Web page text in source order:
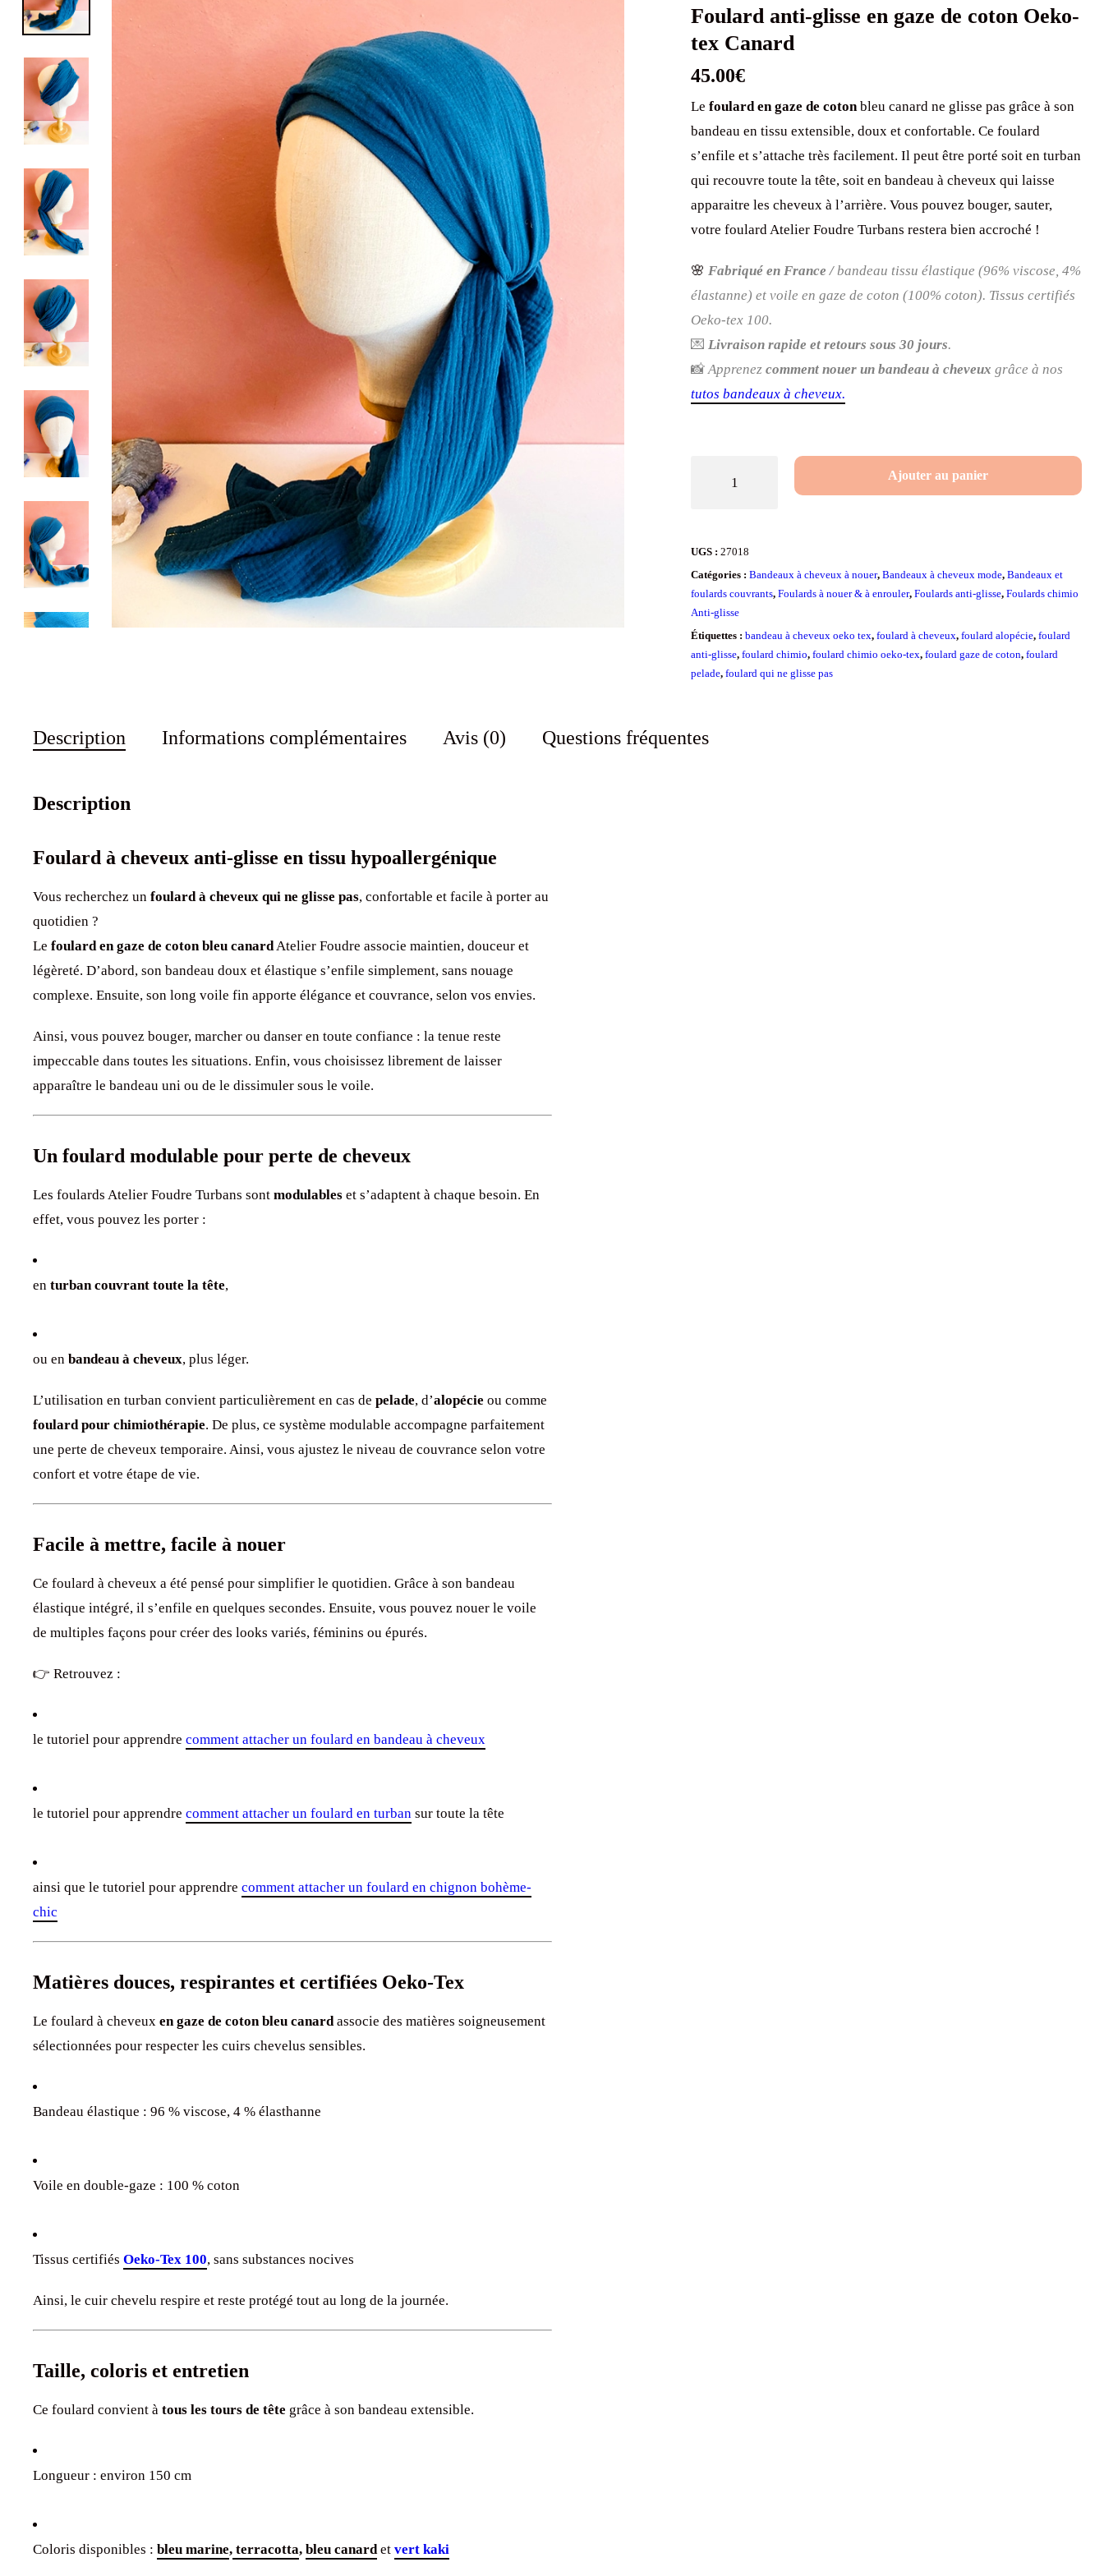
Foulard anti-glisse en gaze de coton Oeko-
tex Canard
45.00€
Lefoulard en gaze de cotonbleu canard ne glisse pas grâce à son
bandeau en tissu extensible, doux et confortable. Ce foulard
s’enfile et s’attache très facilement. Il peut être porté soit en turban
qui recouvre toute la tête, soit en bandeau à cheveux qui laisse
apparaitre les cheveux à l’arrière. Vous pouvez bouger, sauter,
votre foulard Atelier Foudre Turbans restera bien accroché !
🌸Fabriqué en France /bandeau tissu élastique (96% viscose, 4%
élastanne) et voile en gaze de coton (100% coton). Tissus certifiés
Oeko-tex 100.
💌Livraison rapide et retours sous 30 jours.
📸Apprenezcomment nouer un bandeau à cheveux grâce à nos
tutos bandeaux à cheveux.
en
gaze
de
coton
Canard
Ajouter au panier
UGS :27018
Catégories :Bandeaux à cheveux à nouer,Bandeaux à cheveux mode,Bandeaux et
foulards couvrants,Foulards à nouer & à enrouler,Foulards anti-glisse,Foulards chimio
Anti-glisse
Étiquettes :bandeau à cheveux oeko tex,foulard à cheveux,foulard alopécie,foulard
anti-glisse,foulard chimio,foulard chimio oeko-tex,foulard gaze de coton,foulard
pelade,foulard qui ne glisse pas
Description Informations complémentaires Avis (0) Questions fréquentes
Description
Foulard à cheveux anti-glisse en tissu hypoallergénique
Vous recherchez un foulard à cheveux qui ne glisse pas, confortable et facile à porter au
quotidien ?
Le foulard en gaze de coton bleu canardAtelier Foudre associe maintien, douceur et
légèreté. D’abord, son bandeau doux et élastique s’enfile simplement, sans nouage
complexe. Ensuite, son long voile fin apporte élégance et couvrance, selon vos envies.
Ainsi, vous pouvez bouger, marcher ou danser en toute confiance : la tenue reste
impeccable dans toutes les situations. Enfin, vous choisissez librement de laisser
apparaître le bandeau uni ou de le dissimuler sous le voile.
Un foulard modulable pour perte de cheveux
Les foulards Atelier Foudre Turbans sont modulables et s’adaptent à chaque besoin. En
effet, vous pouvez les porter :
en turban couvrant toute la tête,
ou en bandeau à cheveux, plus léger.
L’utilisation en turban convient particulièrement en cas de pelade, d’alopécie ou comme
foulard pour chimiothérapie. De plus, ce système modulable accompagne parfaitement
une perte de cheveux temporaire. Ainsi, vous ajustez le niveau de couvrance selon votre
confort et votre étape de vie.
Facile à mettre, facile à nouer
Ce foulard à cheveux a été pensé pour simplifier le quotidien. Grâce à son bandeau
élastique intégré, il s’enfile en quelques secondes. Ensuite, vous pouvez nouer le voile
de multiples façons pour créer des looks variés, féminins ou épurés.
👉 Retrouvez :
le tutoriel pour apprendre comment attacher un foulard en bandeau à cheveux
le tutoriel pour apprendre comment attacher un foulard en turban sur toute la tête
ainsi que le tutoriel pour apprendre comment attacher un foulard en chignon bohème-
chic
Matières douces, respirantes et certifiées Oeko-Tex
Le foulard à cheveux en gaze de coton bleu canardassocie des matières soigneusement
sélectionnées pour respecter les cuirs chevelus sensibles.
Bandeau élastique : 96 % viscose, 4 % élasthanne
Voile en double-gaze : 100 % coton
Tissus certifiés Oeko-Tex 100, sans substances nocives
Ainsi, le cuir chevelu respire et reste protégé tout au long de la journée.
Taille, coloris et entretien
Ce foulard convient à tous les tours de tête grâce à son bandeau extensible.
Longueur : environ 150 cm
Coloris disponibles : bleu marine, terracotta, bleu canardet vert kaki